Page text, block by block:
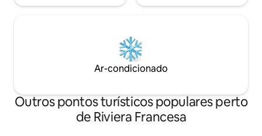
Ar-condicionado
Outros pontos turísticos populares perto
de Riviera Francesa